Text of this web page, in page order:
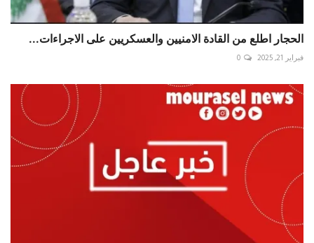
الحجار اطلع من القادة الامنيين والعسكريين على الاجراءات...
فبراير 21, 2025 0